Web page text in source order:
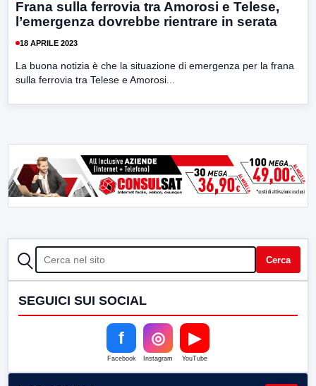
Frana sulla ferrovia tra Amorosi e Telese,
l’emergenza dovrebbe rientrare in serata
18 APRILE 2023
La buona notizia è che la situazione di emergenza per la frana
sulla ferrovia tra Telese e Amorosi...
CERCA Cerca
SEGUICI SUI SOCIAL
f
Facebook
◎
Instagram
▶
YouTube